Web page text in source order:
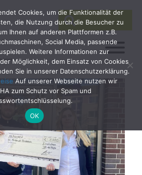
Search
for:
SEARCH
Cookies, um die Funktionalität der
die Nutzung durch die Besucher zu
Ihnen auf anderen Plattformen z.B.
Social Media, passende
Weitere Informationen zur
Möglichkeit, dem Einsatz von Cookies
Sie in unserer Datenschutzerklärung.
Auf unserer Webseite nutzen wir
zum Schutz vor Spam und
OK